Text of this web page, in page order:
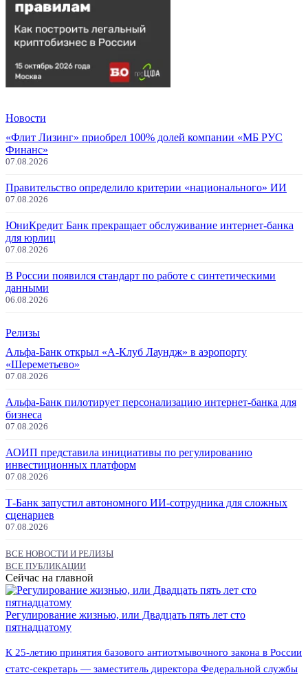
Новости
«Флит Лизинг» приобрел 100% долей компании «МБ РУС
Финанс»
07.08.2026
Правительство определило критерии «национального» ИИ
07.08.2026
ЮниКредит Банк прекращает обслуживание интернет-банка
для юрлиц
07.08.2026
В России появился стандарт по работе с синтетическими
данными
06.08.2026
Релизы
Альфа-Банк открыл «А-Клуб Лаундж» в аэропорту
«Шереметьево»
07.08.2026
Альфа-Банк пилотирует персонализацию интернет-банка для
бизнеса
07.08.2026
АОИП представила инициативы по регулированию
инвестиционных платформ
07.08.2026
Т-Банк запустил автономного ИИ-сотрудника для сложных
сценариев
07.08.2026
ВСЕ НОВОСТИ И РЕЛИЗЫ
ВСЕ ПУБЛИКАЦИИ
Сейчас на главной
Регулирование жизнью, или Двадцать пять лет сто
пятнадцатому
К 25-летию принятия базового антиотмывочного закона в России
статс-секретарь — заместитель директора Федеральной службы